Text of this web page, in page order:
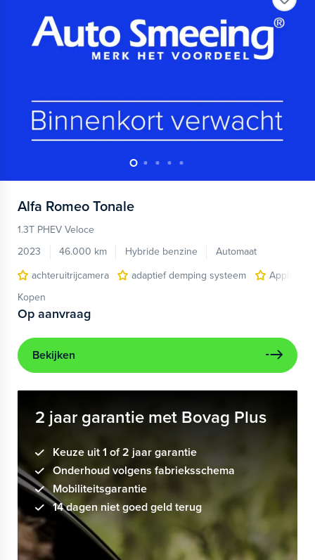
Alfa Romeo Tonale
1.3T PHEV Veloce
2023
46.000 km Hybride benzine
Automaat
achteruitrijcamera
adaptief demping systeem
Apple
Kopen
Op aanvraag
Bekijken
2 jaar garantie met Bovag Plus
Keuze uit 1 of 2 jaar garantie
Onderhoud volgens fabrieksschema
Mobiliteitsgarantie
14 dagen niet goed geld terug